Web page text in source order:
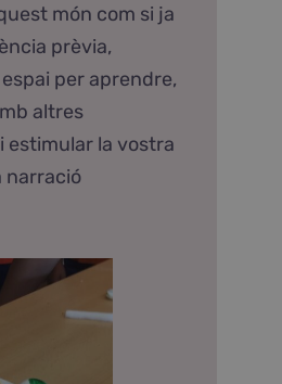
món com si ja
prèvia,
per aprendre,
altres
estimular la vostra
narració